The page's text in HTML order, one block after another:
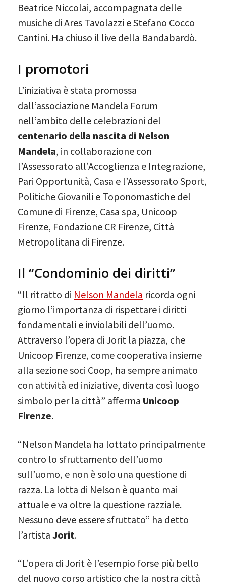
Beatrice Niccolai, accompagnata delle
musiche di Ares Tavolazzi e Stefano Cocco
Cantini. Ha chiuso il live della Bandabardò.
I promotori
L’iniziativa è stata promossa
dall’associazione Mandela Forum
nell’ambito delle celebrazioni del
centenario della nascita di Nelson
Mandela, in collaborazione con
l’Assessorato all’Accoglienza e Integrazione,
Pari Opportunità, Casa e l’Assessorato Sport,
Politiche Giovanili e Toponomastiche del
Comune di Firenze, Casa spa, Unicoop
Firenze, Fondazione CR Firenze, Città
Metropolitana di Firenze.
Il “Condominio dei diritti”
“Il ritratto di Nelson Mandela ricorda ogni
giorno l’importanza di rispettare i diritti
fondamentali e inviolabili dell’uomo.
Attraverso l’opera di Jorit la piazza, che
Unicoop Firenze, come cooperativa insieme
alla sezione soci Coop, ha sempre animato
con attività ed iniziative, diventa così luogo
simbolo per la città” afferma Unicoop
Firenze.
“Nelson Mandela ha lottato principalmente
contro lo sfruttamento dell’uomo
sull’uomo, e non è solo una questione di
razza. La lotta di Nelson è quanto mai
attuale e va oltre la questione razziale.
Nessuno deve essere sfruttato” ha detto
l’artista Jorit.
“L’opera di Jorit è l’esempio forse più bello
del nuovo corso artistico che la nostra città